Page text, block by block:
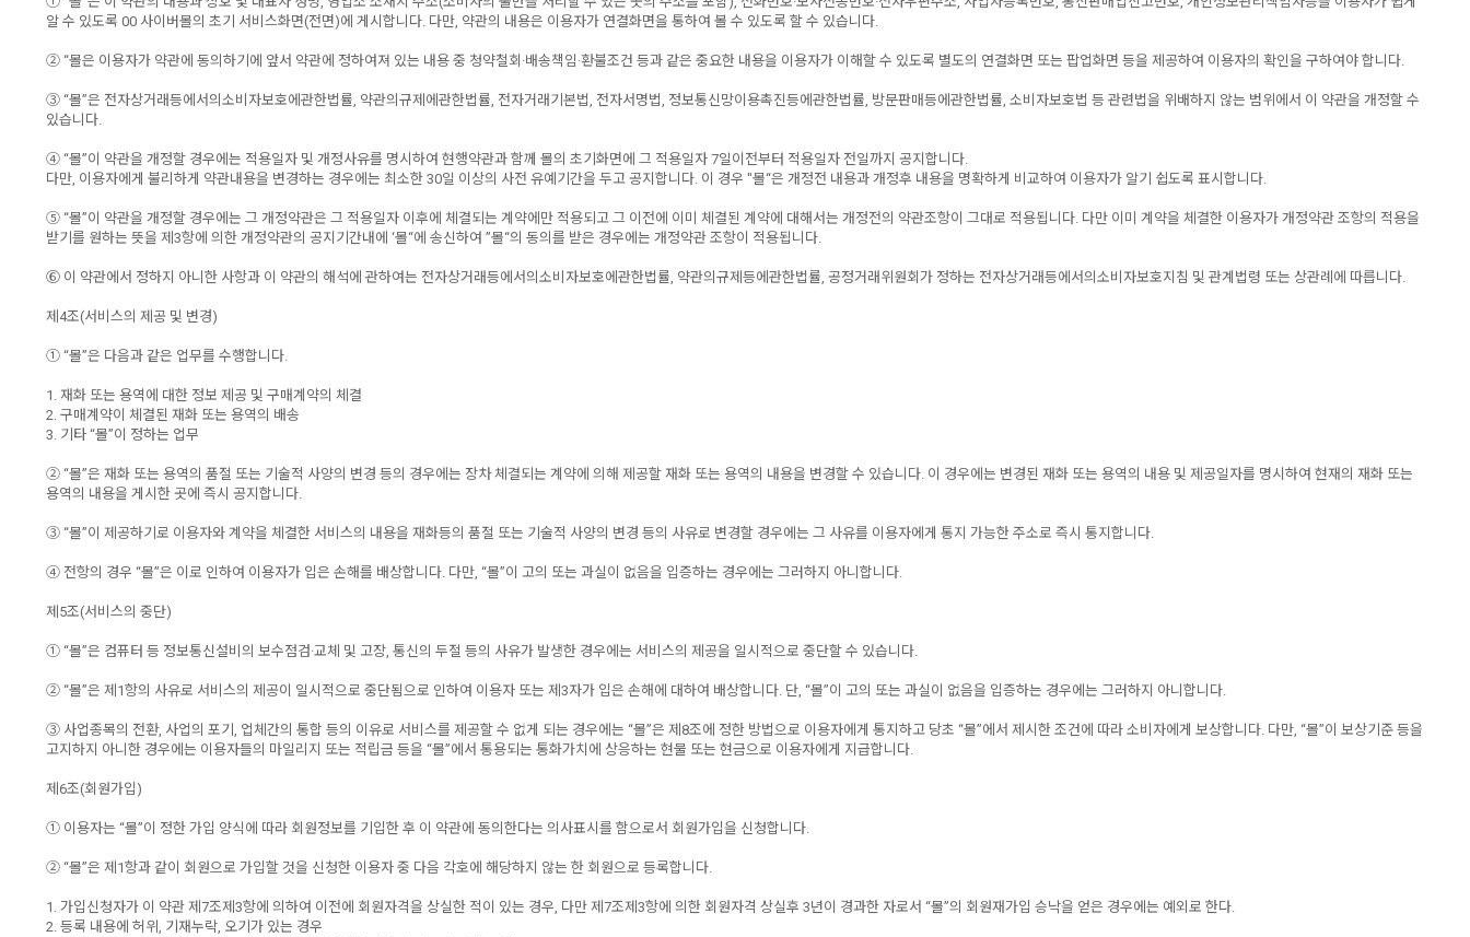
알 수 있도록 00 사이버몰의 초기 서비스화면(전면)에 게시합니다. 다만, 약관의 내용은 이용자가 연결화면을 통하여 볼 수 있도록 할 수 있습니다.
② “몰은 이용자가 약관에 동의하기에 앞서 약관에 정하여져 있는 내용 중 청약철회·배송책임·환불조건 등과 같은 중요한 내용을 이용자가 이해할 수 있도록 별도의 연결화면 또는 팝업화면 등을 제공하여 이용자의 확인을 구하여야 합니다.
③ “몰”은 전자상거래등에서의소비자보호에관한법률, 약관의규제에관한법률, 전자거래기본법, 전자서명법, 정보통신망이용촉진등에관한법률, 방문판매등에관한법률, 소비자보호법 등 관련법을 위배하지 않는 범위에서 이 약관을 개정할 수
있습니다.
④ “몰”이 약관을 개정할 경우에는 적용일자 및 개정사유를 명시하여 현행약관과 함께 몰의 초기화면에 그 적용일자 7일이전부터 적용일자 전일까지 공지합니다.
다만, 이용자에게 불리하게 약관내용을 변경하는 경우에는 최소한 30일 이상의 사전 유예기간을 두고 공지합니다. 이 경우 "몰“은 개정전 내용과 개정후 내용을 명확하게 비교하여 이용자가 알기 쉽도록 표시합니다.
⑤ “몰”이 약관을 개정할 경우에는 그 개정약관은 그 적용일자 이후에 체결되는 계약에만 적용되고 그 이전에 이미 체결된 계약에 대해서는 개정전의 약관조항이 그대로 적용됩니다. 다만 이미 계약을 체결한 이용자가 개정약관 조항의 적용을
받기를 원하는 뜻을 제3항에 의한 개정약관의 공지기간내에 ‘몰“에 송신하여 ”몰“의 동의를 받은 경우에는 개정약관 조항이 적용됩니다.
⑥ 이 약관에서 정하지 아니한 사항과 이 약관의 해석에 관하여는 전자상거래등에서의소비자보호에관한법률, 약관의규제등에관한법률, 공정거래위원회가 정하는 전자상거래등에서의소비자보호지침 및 관계법령 또는 상관례에 따릅니다.
제4조(서비스의 제공 및 변경)
① “몰”은 다음과 같은 업무를 수행합니다.
1. 재화 또는 용역에 대한 정보 제공 및 구매계약의 체결
2. 구매계약이 체결된 재화 또는 용역의 배송
3. 기타 “몰”이 정하는 업무
② “몰”은 재화 또는 용역의 품절 또는 기술적 사양의 변경 등의 경우에는 장차 체결되는 계약에 의해 제공할 재화 또는 용역의 내용을 변경할 수 있습니다. 이 경우에는 변경된 재화 또는 용역의 내용 및 제공일자를 명시하여 현재의 재화 또는
용역의 내용을 게시한 곳에 즉시 공지합니다.
③ “몰”이 제공하기로 이용자와 계약을 체결한 서비스의 내용을 재화등의 품절 또는 기술적 사양의 변경 등의 사유로 변경할 경우에는 그 사유를 이용자에게 통지 가능한 주소로 즉시 통지합니다.
④ 전항의 경우 “몰”은 이로 인하여 이용자가 입은 손해를 배상합니다. 다만, “몰”이 고의 또는 과실이 없음을 입증하는 경우에는 그러하지 아니합니다.
제5조(서비스의 중단)
① “몰”은 컴퓨터 등 정보통신설비의 보수점검·교체 및 고장, 통신의 두절 등의 사유가 발생한 경우에는 서비스의 제공을 일시적으로 중단할 수 있습니다.
② “몰”은 제1항의 사유로 서비스의 제공이 일시적으로 중단됨으로 인하여 이용자 또는 제3자가 입은 손해에 대하여 배상합니다. 단, “몰”이 고의 또는 과실이 없음을 입증하는 경우에는 그러하지 아니합니다.
③ 사업종목의 전환, 사업의 포기, 업체간의 통합 등의 이유로 서비스를 제공할 수 없게 되는 경우에는 “몰”은 제8조에 정한 방법으로 이용자에게 통지하고 당초 “몰”에서 제시한 조건에 따라 소비자에게 보상합니다. 다만, “몰”이 보상기준 등을
고지하지 아니한 경우에는 이용자들의 마일리지 또는 적립금 등을 “몰”에서 통용되는 통화가치에 상응하는 현물 또는 현금으로 이용자에게 지급합니다.
제6조(회원가입)
① 이용자는 “몰”이 정한 가입 양식에 따라 회원정보를 기입한 후 이 약관에 동의한다는 의사표시를 함으로서 회원가입을 신청합니다.
② “몰”은 제1항과 같이 회원으로 가입할 것을 신청한 이용자 중 다음 각호에 해당하지 않는 한 회원으로 등록합니다.
1. 가입신청자가 이 약관 제7조제3항에 의하여 이전에 회원자격을 상실한 적이 있는 경우, 다만 제7조제3항에 의한 회원자격 상실후 3년이 경과한 자로서 “몰”의 회원재가입 승낙을 얻은 경우에는 예외로 한다.
2. 등록 내용에 허위, 기재누락, 오기가 있는 경우